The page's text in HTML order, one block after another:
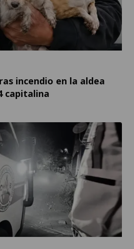
incendio en la aldea
capitalina